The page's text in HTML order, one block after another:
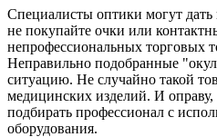
Специалисты оптики могут
не покупайте очки или
непрофессиональных торговых
Неправильно подобранные
ситуацию. Не случайно такой
медицинских изделий. И
подбирать профессионал с
оборудования.